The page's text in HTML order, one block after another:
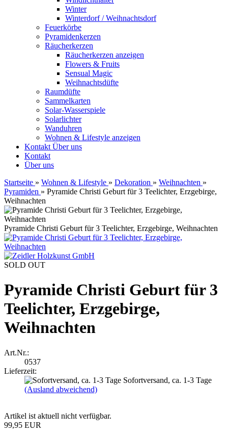
Winter
Winterdorf / Weihnachtsdorf
Feuerkörbe
Pyramidenkerzen
Räucherkerzen
Räucherkerzen anzeigen
Flowers & Fruits
Sensual Magic
Weihnachtsdüfte
Raumdüfte
Sammelkarten
Solar-Wasserspiele
Solarlichter
Wanduhren
Wohnen & Lifestyle anzeigen
Kontakt Über uns
Kontakt
Über uns
Startseite » Wohnen & Lifestyle » Dekoration » Weihnachten »
Pyramiden » Pyramide Christi Geburt für 3 Teelichter, Erzgebirge,
Weihnachten
Pyramide Christi Geburt für 3 Teelichter, Erzgebirge, Weihnachten
SOLD OUT
Pyramide Christi Geburt für 3
Teelichter, Erzgebirge,
Weihnachten
Art.Nr.:
0537
Lieferzeit:
Sofortversand, ca. 1-3 Tage
(Ausland abweichend)
Artikel ist aktuell nicht verfügbar.
99,95 EUR